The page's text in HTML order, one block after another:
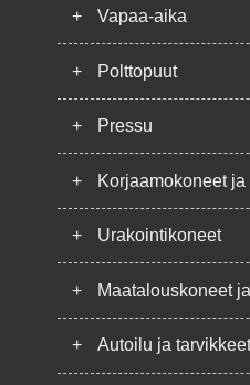
+ Vapaa-aika
+ Polttopuut
+ Pressu
+ Korjaamokoneet ja
+ Urakointikoneet
+ Maatalouskoneet
+ Autoilu ja tarvikkeet